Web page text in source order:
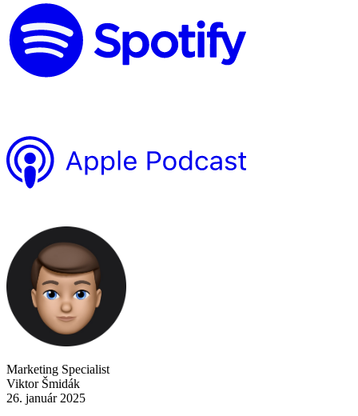
Marketing Specialist
Viktor Šmidák
26. január 2025